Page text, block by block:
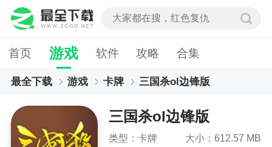
首页 游戏 软件 攻略 合集
最全下载 游戏 卡牌 三国杀ol边锋版
三国杀ol边锋版
类型：卡牌
大小：612.57 MB